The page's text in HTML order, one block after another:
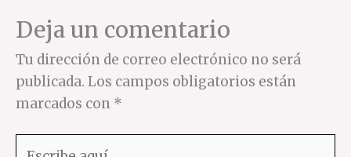
Deja un comentario
Tu dirección de correo electrónico no será
publicada. Los campos obligatorios están
marcados con *